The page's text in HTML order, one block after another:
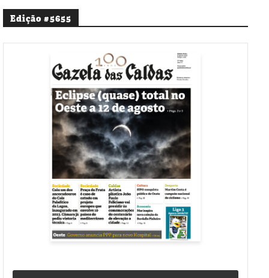
Edição #5655